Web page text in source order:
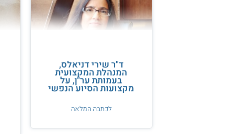
ד"ר שירי דניאלס,
המנהלת המקצועית
בעמותת ער"ן, על
מקצועות הסיוע הנפשי
לכתבה המלאה